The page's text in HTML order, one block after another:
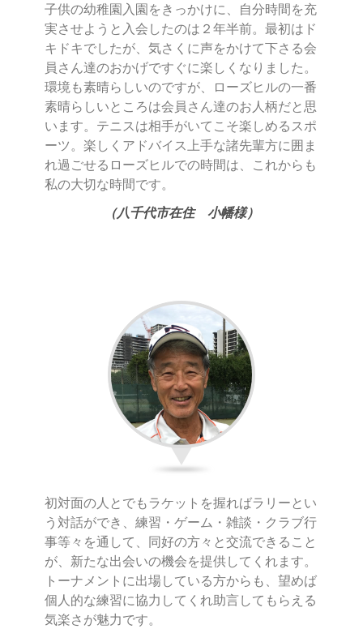
子供の幼稚園入園をきっかけに、自分時間を充
実させようと入会したのは２年半前。最初はド
キドキでしたが、気さくに声をかけて下さる会
員さん達のおかげですぐに楽しくなりました。
環境も素晴らしいのですが、ローズヒルの一番
素晴らしいところは会員さん達のお人柄だと思
います。テニスは相手がいてこそ楽しめるスポ
ーツ。楽しくアドバイス上手な諸先輩方に囲ま
れ過ごせるローズヒルでの時間は、これからも
私の大切な時間です。
（八千代市在住 小幡様）
初対面の人とでもラケットを握ればラリーとい
う対話ができ、練習・ゲーム・雑談・クラブ行
事等々を通して、同好の方々と交流できること
が、新たな出会いの機会を提供してくれます。
トーナメントに出場している方からも、望めば
個人的な練習に協力してくれ助言してもらえる
気楽さが魅力です。